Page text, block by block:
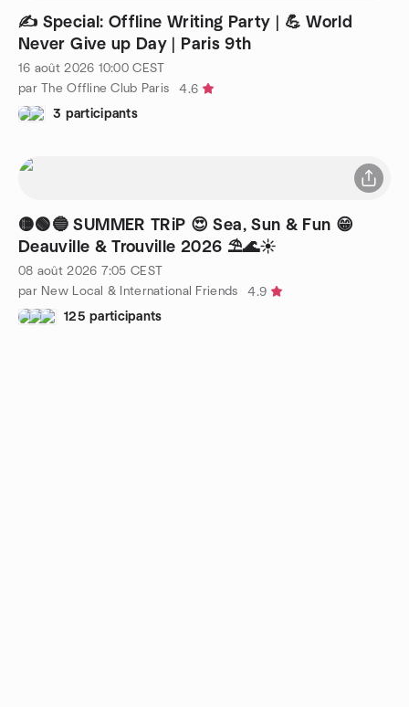
✍️ Special: Offline Writing Party | 💪 World
Never Give up Day | Paris 9th
16 août 2026 10:00 CEST
par The Offline Club Paris
4.6
3 participants
🟡🟢🔵 SUMMER TRiP 😍 Sea, Sun & Fun 😁
Deauville & Trouville 2026 ⛱🌊☀
08 août 2026 7:05 CEST
par New Local & International Friends
4.9
125 participants